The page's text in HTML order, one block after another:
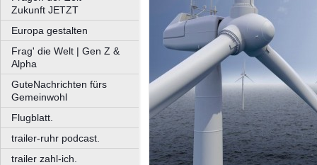
Zukunft JETZT
Europa gestalten
Frag' die Welt | Gen Z &
Alpha
GuteNachrichten fürs
Gemeinwohl
Flugblatt.
trailer-ruhr podcast.
trailer zahl-ich.